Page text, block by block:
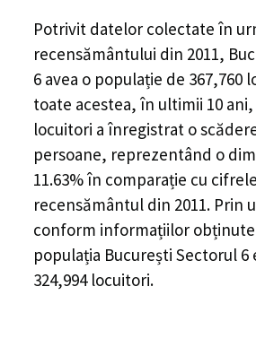
Potrivit datelor colectate în
recensământului din 2011,
6 avea o populație de 367,760
toate acestea, în ultimii 10
locuitori a înregistrat o
persoane, reprezentând o
11.63%în comparație cu
recensământul din 2011. Prin
conform informațiilor obținute
populația București Sectorul 6
324,994locuitori.